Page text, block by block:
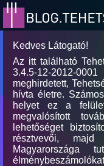
Kedves Látogató!
Az itt található
3.4.5-12-2012-
meghirdetett,
hívta életre.
helyet ez a
megvalósított
lehetőséget
résztvevői,
Magyarországa